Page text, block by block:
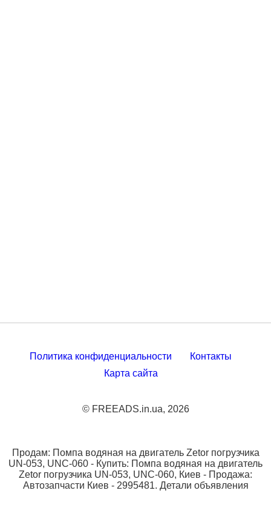
Политика конфиденциальности
Контакты
Карта сайта
© FREEADS.in.ua, 2026
Продам: Помпа водяная на двигатель Zetor погрузчика
UN-053, UNC-060 - Купить: Помпа водяная на двигатель
Zetor погрузчика UN-053, UNC-060, Киев - Продажа:
Автозапчасти Киев - 2995481. Детали объявления